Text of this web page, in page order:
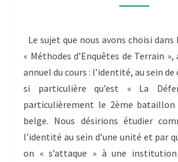
DÉFENSE
DE
J.
JOSSE)
Le sujet que nous avons choisi dans
« Méthodes d’Enquêtes de Terrain
annuel du cours : l’identité, au sein
si particulière qu’est « La
particulièrement le 2ème bataillon
belge. Nous désirions étudier
l’identité au sein d’une unité et par
on « s’attaque » à une